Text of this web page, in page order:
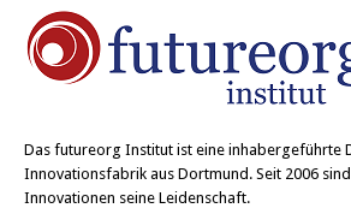
Das futureorg Institut ist eine inhabergeführte
Innovationsfabrik aus Dortmund. Seit 2006
Innovationen seine Leidenschaft.